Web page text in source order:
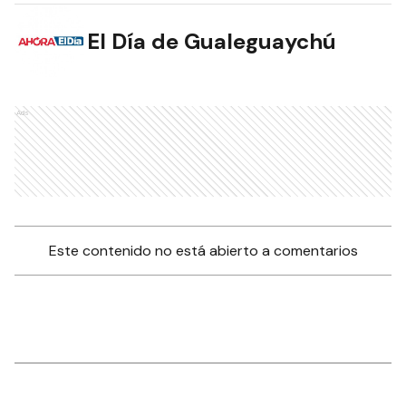
El Día de Gualeguaychú
Ads
Este contenido no está abierto a comentarios